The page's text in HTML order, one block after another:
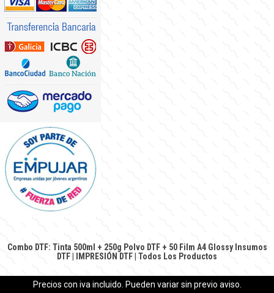
Combo DTF: Tinta 500ml + 250g Polvo DTF + 50 Film A4 Glossy Insumos
DTF
IMPRESIÓN DTF Todos Los Productos
Precios con iva incluido. Pueden variar sin previo aviso.